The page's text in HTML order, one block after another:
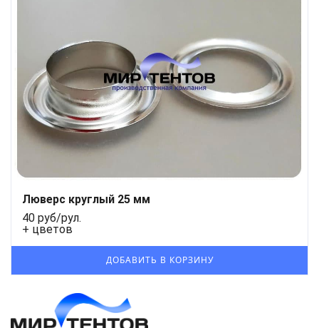
Люверс круглый 25 мм
40 руб/рул.
+ цветов